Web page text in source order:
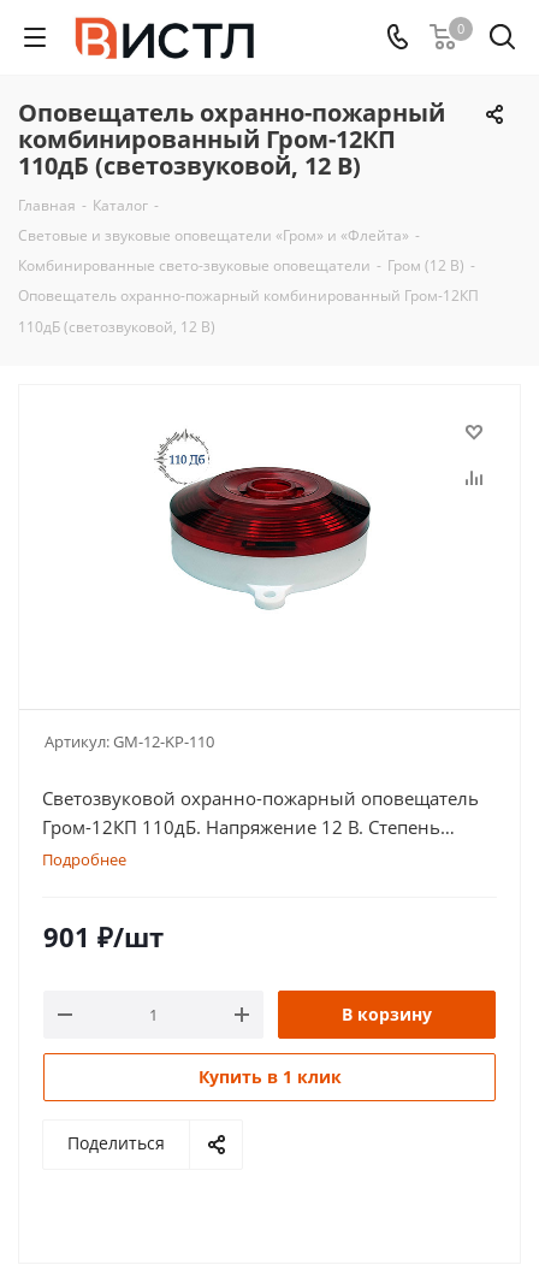
0
Оповещатель охранно-пожарный
комбинированный Гром-12КП
110дБ (светозвуковой, 12 В)
Главная - Каталог -
Световые и звуковые оповещатели «Гром» и «Флейта» -
Комбинированные свето-звуковые оповещатели - Гром (12 В) -
Оповещатель охранно-пожарный комбинированный Гром-12КП
110дБ (светозвуковой, 12 В)
Артикул:GM-12-KP-110
Светозвуковой охранно-пожарный оповещатель
Гром-12КП 110дБ. Напряжение 12 В. Степень
защиты оболочки IP 56
Подробнее
901 ₽/шт
В корзину
Купить в 1 клик
Поделиться